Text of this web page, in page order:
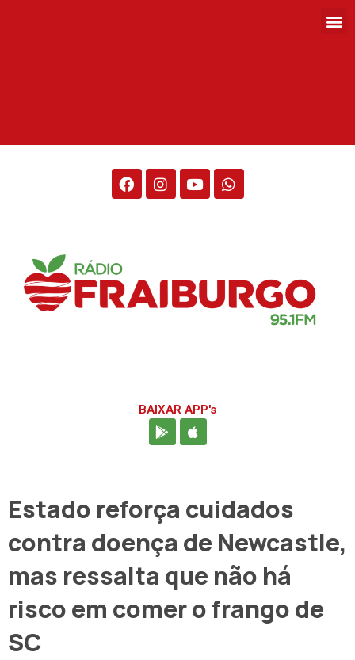
BAIXAR APP's
Estado reforça cuidados
contra doença de Newcastle,
mas ressalta que não há
risco em comer o frango de
SC